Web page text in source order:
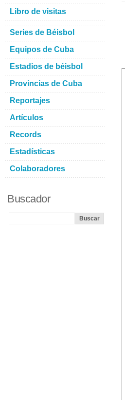
Libro de visitas
Series de Béisbol
Equipos de Cuba
Estadios de béisbol
Provincias de Cuba
Reportajes
Artículos
Records
Estadísticas
Colaboradores
Buscador